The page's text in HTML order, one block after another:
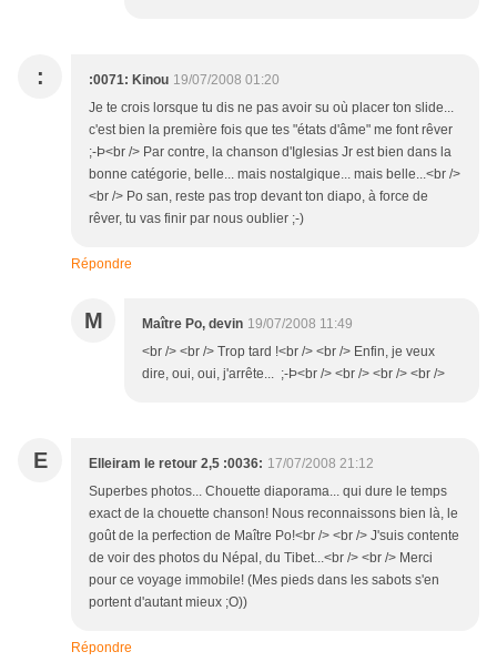
: :0071: Kinou 19/07/2008 01:20
Je te crois lorsque tu dis ne pas avoir su où placer ton slide...
c'est bien la première fois que tes "états d'âme" me font rêver
;-Þ<br /> Par contre, la chanson d'Iglesias Jr est bien dans la
bonne catégorie, belle... mais nostalgique... mais belle...<br />
<br /> Po san, reste pas trop devant ton diapo, à force de
rêver, tu vas finir par nous oublier ;-)
Répondre
M Maître Po, devin 19/07/2008 11:49
<br /> <br /> Trop tard !<br /> <br /> Enfin, je veux
dire, oui, oui, j'arrête... ;-Þ<br /> <br /> <br /> <br />
E Elleiram le retour 2,5 :0036: 17/07/2008 21:12
Superbes photos... Chouette diaporama... qui dure le temps
exact de la chouette chanson! Nous reconnaissons bien là, le
goût de la perfection de Maître Po!<br /> <br /> J'suis contente
de voir des photos du Népal, du Tibet...<br /> <br /> Merci
pour ce voyage immobile! (Mes pieds dans les sabots s'en
portent d'autant mieux ;O))
Répondre